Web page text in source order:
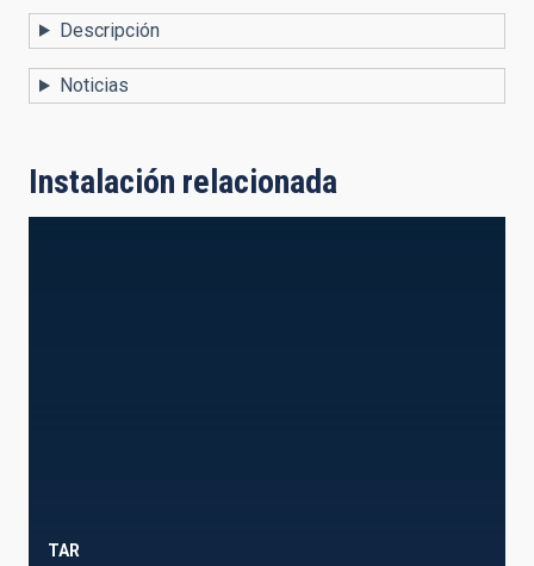
Descripción
Noticias
Instalación relacionada
TAR